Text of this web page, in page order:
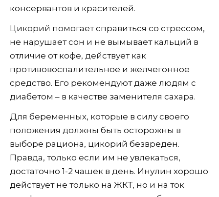
консервантов и красителей.
Цикорий помогает справиться со стрессом,
не нарушает сон и не вымывает кальций в
отличие от кофе, действует как
противовоспалительное и желчегонное
средство. Его рекомендуют даже людям с
диабетом – в качестве заменителя сахара.
Для беременных, которые в силу своего
положения должны быть осторожны в
выборе рациона, цикорий безвреден.
Правда, только если им не увлекаться,
достаточно 1-2 чашек в день. Инулин хорошо
действует не только на ЖКТ, но и на ток